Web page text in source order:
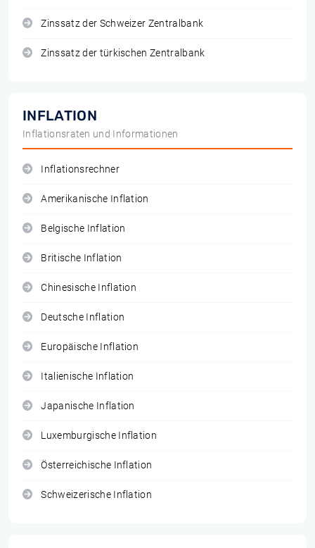
Zinssatz der Schweizer Zentralbank
Zinssatz der türkischen Zentralbank
INFLATION
Inflationsraten und Informationen
Inflationsrechner
Amerikanische Inflation
Belgische Inflation
Britische Inflation
Chinesische Inflation
Deutsche Inflation
Europäische Inflation
Italienische Inflation
Japanische Inflation
Luxemburgische Inflation
Österreichische Inflation
Schweizerische Inflation